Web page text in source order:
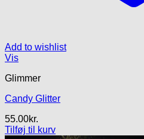
Add to wishlist
Vis
Glimmer
Candy Glitter
55.00kr.
Tilføj til kurv